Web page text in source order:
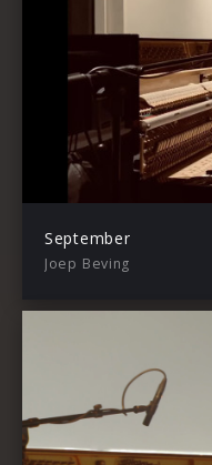
September
Joep Beving